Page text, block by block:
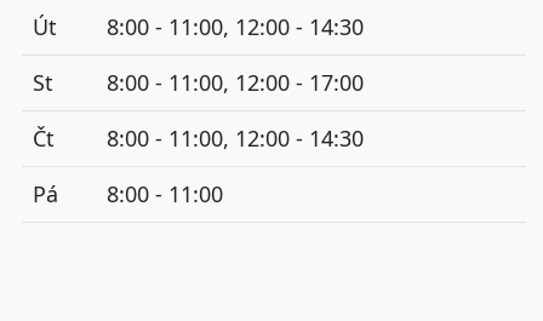
Út
8:00 - 11:00, 12:00 - 14:30
St
8:00 - 11:00, 12:00 - 17:00
Čt
8:00 - 11:00, 12:00 - 14:30
Pá
8:00 - 11:00